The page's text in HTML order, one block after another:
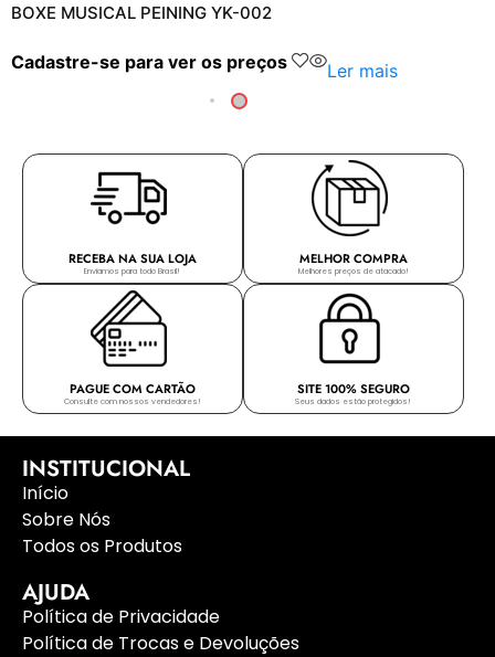
BOXE MUSICAL PEINING YK-002
Cadastre-se para ver os preços Ler mais
RECEBA NA SUA LOJA
Enviamos para todo Brasil!
MELHOR COMPRA
Melhores preços de atacado!
PAGUE COM CARTÃO
Consulte com nossos vendedores!
SITE 100% SEGURO
Seus dados estão protegidos!
INSTITUCIONAL
Início
Sobre Nós
Todos os Produtos
AJUDA
Política de Privacidade
Política de Trocas e Devoluções